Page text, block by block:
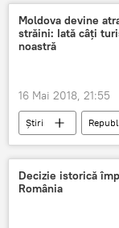
Ilie Șerbănescu
Moldova devine
străini: Iată câți
noastră
16 Mai 2018, 21:55
Știri
Moldova
Decizie istorică
România